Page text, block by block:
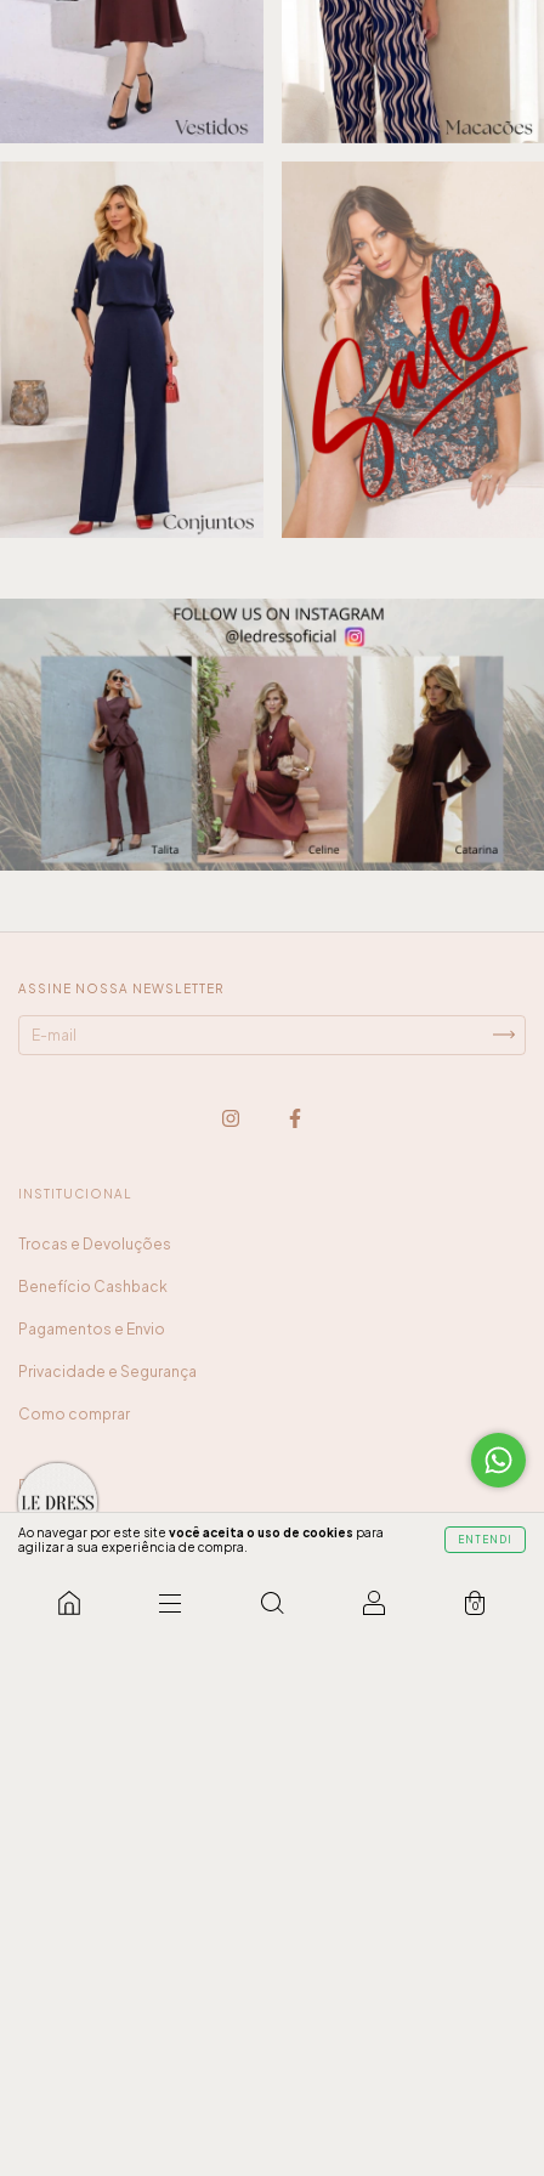
Ao navegar por este site você aceita o uso de cookies para
agilizar a sua experiência de compra.
ENTENDI
0
ASSINE NOSSA NEWSLETTER
INSTITUCIONAL
Trocas e Devoluções
Benefício Cashback
Pagamentos e Envio
Privacidade e Segurança
Como comprar
DÚVIDAS
Nossa Marca
ENTRE EM CONTATO